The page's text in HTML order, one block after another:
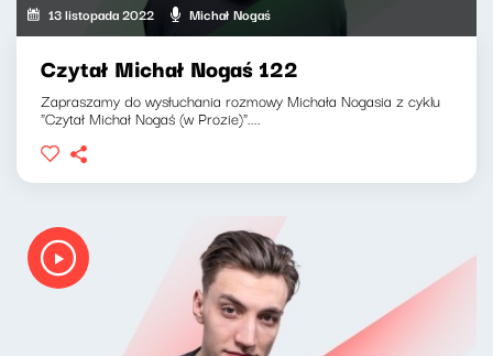
13 listopada 2022 Michał Nogaś
Czytał Michał Nogaś 122
Zapraszamy do wysłuchania rozmowy Michała Nogasia z cyklu
"Czytał Michał Nogaś (w Prozie)"....